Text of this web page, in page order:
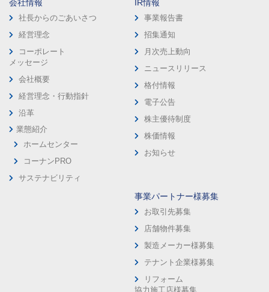
会社情報
社長からのごあいさつ
経営理念
コーポレート
メッセージ
会社概要
経営理念・行動指針
沿革
業態紹介
ホームセンター
コーナンPRO
サステナビリティ
IR情報
事業報告書
招集通知
月次売上動向
ニュースリリース
格付情報
電子公告
株主優待制度
株価情報
お知らせ
事業パートナー様募集
お取引先募集
店舗物件募集
製造メーカー様募集
テナント企業様募集
リフォーム
協力施工店様募集